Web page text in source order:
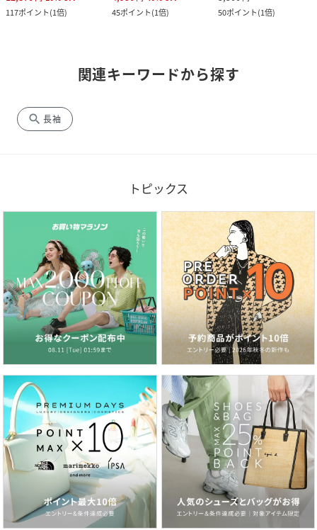
117ポイント(1倍)
45ポイント(1倍)
50ポイント(1倍)
関連キーワードから探す
search 長袖
トピックス